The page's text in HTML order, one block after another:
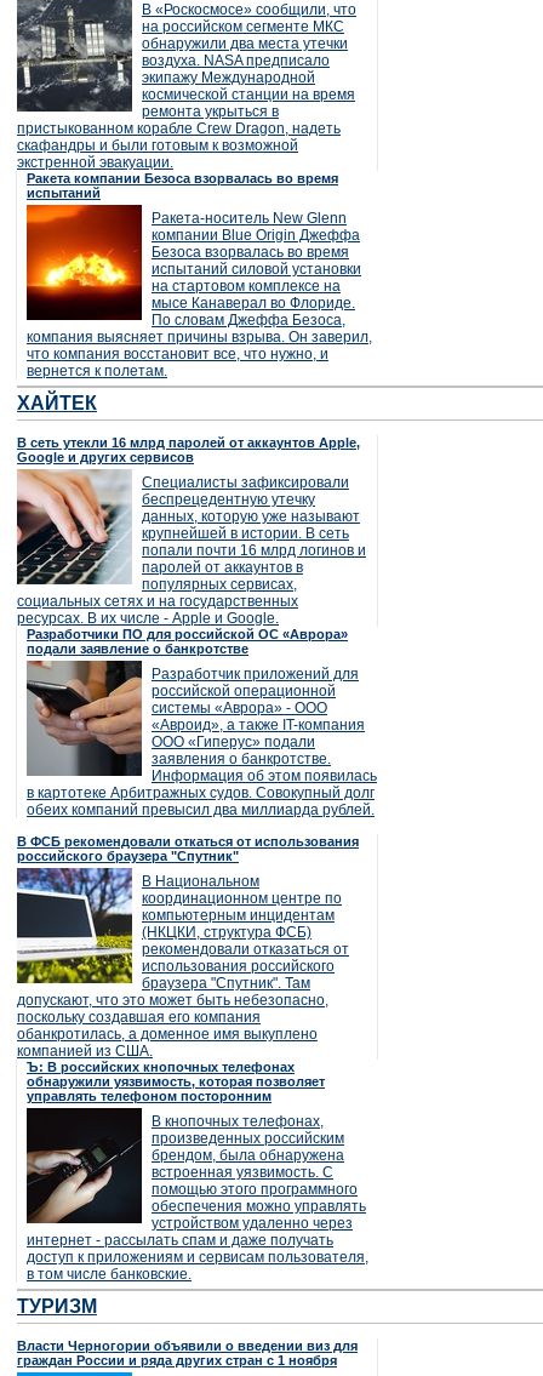
В «Роскосмосе» сообщили, что
на российском сегменте МКС
обнаружили два места утечки
воздуха. NASA предписало
экипажу Международной
космической станции на время
ремонта укрыться в
пристыкованном корабле Crew Dragon, надеть
скафандры и были готовым к возможной
экстренной эвакуации.
Ракета компании Безоса взорвалась во время
испытаний
Ракета-носитель New Glenn
компании Blue Origin Джеффа
Безоса взорвалась во время
испытаний силовой установки
на стартовом комплексе на
мысе Канаверал во Флориде.
По словам Джеффа Безоса,
компания выясняет причины взрыва. Он заверил,
что компания восстановит все, что нужно, и
вернется к полетам.
ХАЙТЕК
В сеть утекли 16 млрд паролей от аккаунтов Apple,
Google и других сервисов
Специалисты зафиксировали
беспрецедентную утечку
данных, которую уже называют
крупнейшей в истории. В сеть
попали почти 16 млрд логинов и
паролей от аккаунтов в
популярных сервисах,
социальных сетях и на государственных
ресурсах. В их числе - Apple и Google.
Разработчики ПО для российской ОС «Аврора»
подали заявление о банкротстве
Разработчик приложений для
российской операционной
системы «Аврора» - ООО
«Авроид», а также IT-компания
ООО «Гиперус» подали
заявления о банкротстве.
Информация об этом появилась
в картотеке Арбитражных судов. Совокупный долг
обеих компаний превысил два миллиарда рублей.
В ФСБ рекомендовали откаться от использования
российского браузера "Спутник"
В Национальном
координационном центре по
компьютерным инцидентам
(НКЦКИ, структура ФСБ)
рекомендовали отказаться от
использования российского
браузера "Спутник". Там
допускают, что это может быть небезопасно,
поскольку создавшая его компания
обанкротилась, а доменное имя выкуплено
компанией из США.
Ъ: В российских кнопочных телефонах
обнаружили уязвимость, которая позволяет
управлять телефоном посторонним
В кнопочных телефонах,
произведенных российским
брендом, была обнаружена
встроенная уязвимость. С
помощью этого программного
обеспечения можно управлять
устройством удаленно через
интернет - рассылать спам и даже получать
доступ к приложениям и сервисам пользователя,
в том числе банковские.
ТУРИЗМ
Власти Черногории объявили о введении виз для
граждан России и ряда других стран с 1 ноября